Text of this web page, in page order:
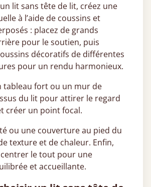
lit sans tête de lit, créez une
à l’aide de coussins et
: placez de grands
pour le soutien, puis
décoratifs de différentes
pour un rendu harmonieux.
tableau fort ou un mur de
du lit pour attirer le regard
créer un point focal.
ou une couverture au pied du
texture et de chaleur. Enfin,
le tout pour une
et accueillante.